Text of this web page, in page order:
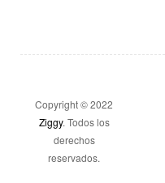
Copyright © 2022
Ziggy. Todos los
derechos
reservados.